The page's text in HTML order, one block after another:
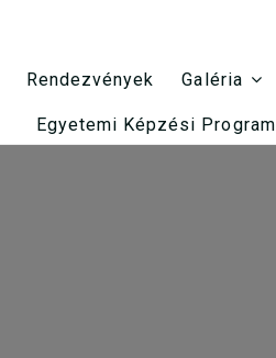
Rendezvények Galéria
Egyetemi Képzési Program